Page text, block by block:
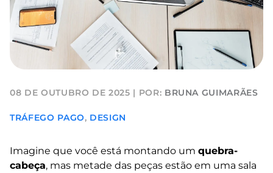
08 DE OUTUBRO DE 2025 | POR: BRUNA GUIMARÃES
TRÁFEGO PAGO, DESIGN
Imagine que você está montando um quebra-
cabeça, mas metade das peças estão em uma sala